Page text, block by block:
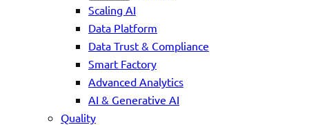
Scaling AI
Data Platform
Data Trust & Compliance
Smart Factory
Advanced Analytics
AI & Generative AI
Quality